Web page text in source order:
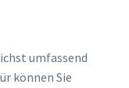
umfassend
können Sie